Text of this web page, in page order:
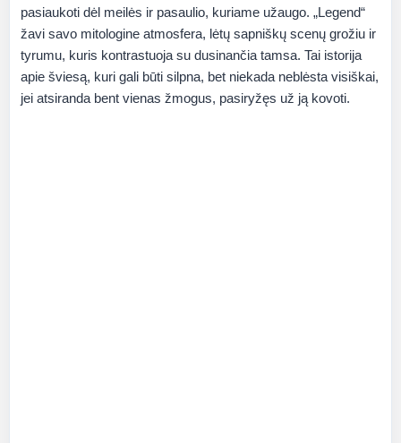
pasiaukoti dėl meilės ir pasaulio, kuriame užaugo. „Legend“
žavi savo mitologine atmosfera, lėtų sapniškų scenų grožiu ir
tyrumu, kuris kontrastuoja su dusinančia tamsa. Tai istorija
apie šviesą, kuri gali būti silpna, bet niekada neblėsta visiškai,
jei atsiranda bent vienas žmogus, pasiryžęs už ją kovoti.